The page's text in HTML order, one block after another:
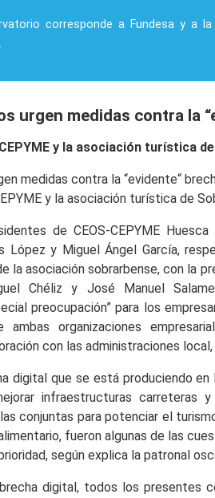
corresponde a Fundesa y a
urgen medidas contra la
CEPYME y la asociación turística
medidas contra la “evidente“
y la asociación turística de
de CEOS-CEPYME
López y Miguel Ángel García,
la asociación sobrarbense, con la
Chéliz y José Manuel
preocupación” para los
organizaciones
con las administraciones
digital que se está produciendo
infraestructuras carreteras
conjuntas para potenciar el
fueron algunas de las
según explica la patronal
digital, todos los presentes